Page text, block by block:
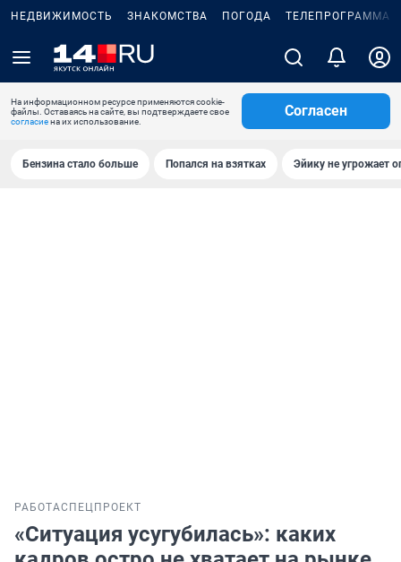
НЕДВИЖИМОСТЬ ЗНАКОМСТВА ПОГОДА ТЕЛЕПРОГРАММА
На информационном ресурсе применяются cookie-
файлы. Оставаясь на сайте, вы подтверждаете свое
согласиена их использование.
Согласен
Бензина стало больше Попался на взятках Эйику не угрожает
РАБОТАСПЕЦПРОЕКТ
«Ситуация усугубилась»: каких